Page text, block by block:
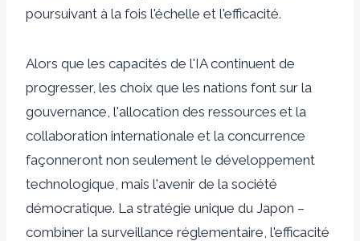
poursuivant à la fois l'échelle et l'efficacité.
Alors que les capacités de l'IA continuent de
progresser, les choix que les nations font sur la
gouvernance, l'allocation des ressources et la
collaboration internationale et la concurrence
façonneront non seulement le développement
technologique, mais l'avenir de la société
démocratique. La stratégie unique du Japon –
combiner la surveillance réglementaire, l'efficacité